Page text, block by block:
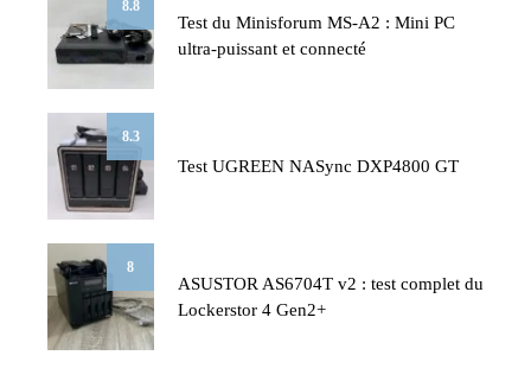
8.8
Test du Minisforum MS-A2 : Mini PC
ultra-puissant et connecté
8.3
Test UGREEN NASync DXP4800 GT
8
ASUSTOR AS6704T v2 : test complet du
Lockerstor 4 Gen2+